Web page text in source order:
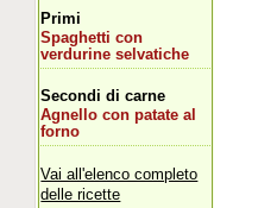
Primi
Spaghetti con
verdurine selvatiche
Secondi di carne
Agnello con patate al
forno
Vai all'elenco completo
delle ricette